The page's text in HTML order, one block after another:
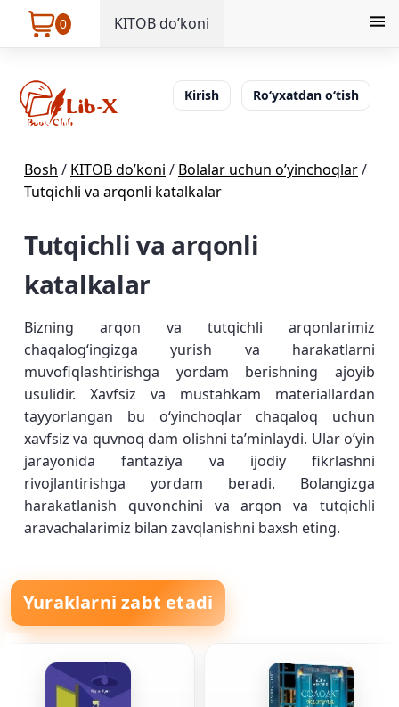
0 KITOB do’koni
Kirish Ro‘yxatdan o‘tish
Bosh / KITOB do’koni / Bolalar uchun o’yinchoqlar/
Tutqichli va arqonli katalkalar
Tutqichli va arqonli
katalkalar
Bizning arqon va tutqichli arqonlarimiz
chaqalogʻingizga yurish va harakatlarni
muvofiqlashtirishga yordam berishning ajoyib
usulidir. Xavfsiz va mustahkam materiallardan
tayyorlangan bu oʻyinchoqlar chaqaloq uchun
xavfsiz va quvnoq dam olishni taʼminlaydi. Ular o’yin
jarayonida fantaziya va ijodiy fikrlashni
rivojlantirishga yordam beradi. Bolangizga
harakatlanish quvonchini va arqon va tutqichli
aravachalarimiz bilan zavqlanishni baxsh eting.
Yuraklarni zabt etadi